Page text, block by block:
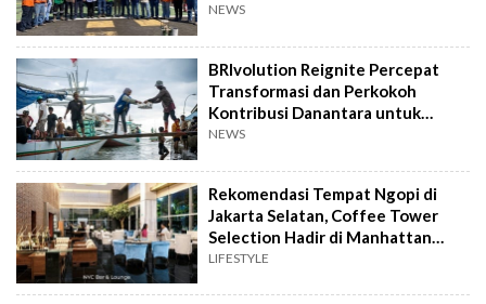
NEWS
BRIvolution Reignite Percepat
Transformasi dan Perkokoh
Kontribusi Danantara untuk
Ekonomi Nasional
NEWS
Rekomendasi Tempat Ngopi di
Jakarta Selatan, Coffee Tower
Selection Hadir di Manhattan
Hotel Jakarta
LIFESTYLE